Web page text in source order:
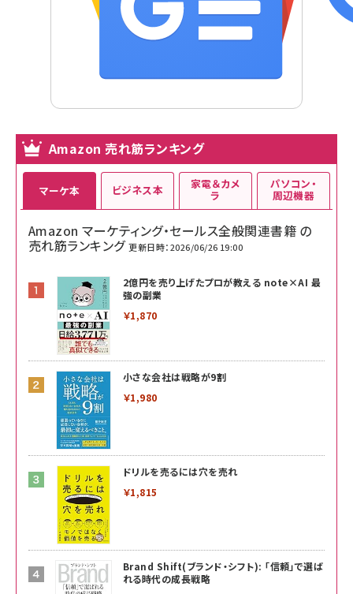
Amazon 売れ筋ランキング
マーケ本
Amazon マーケティング・セールス全般関連書籍 の
売れ筋ランキング 更新日時：2026/06/26 19:00
2億円を売り上げたプロが教える note×AI 最
強の副業
￥1,870
小さな会社は戦略が9割
￥1,980
ドリルを売るには穴を売れ
￥1,815
Brand Shift(ブランド・シフト): 「信頼」で選ば
れる時代の成長戦略
ビジネス本 家電＆カメ
ラ
パソコン・
周辺機器